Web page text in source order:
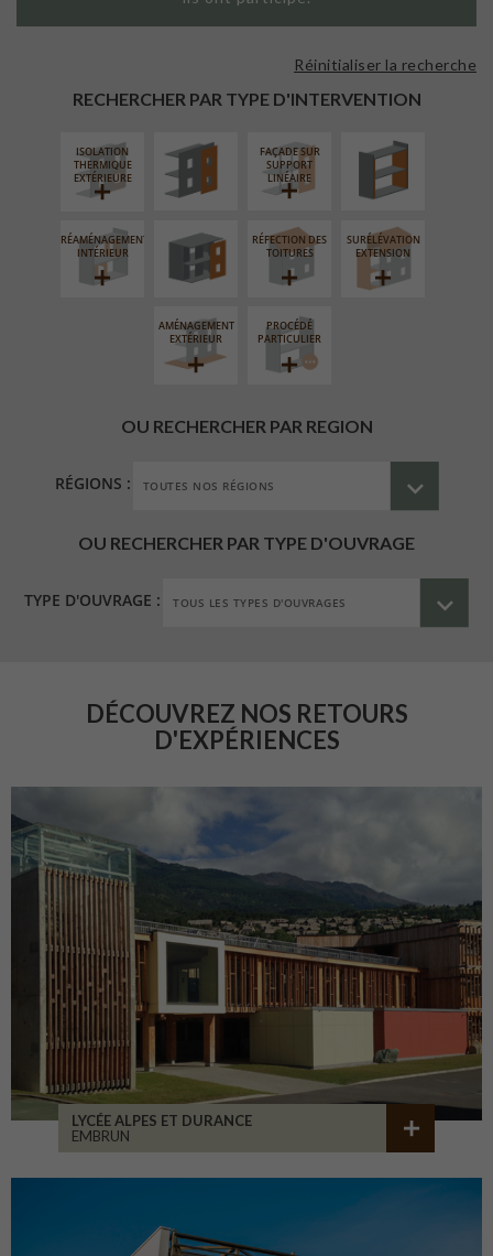
RECHERCHER PAR TYPE D'INTERVENTION
Réinitialiser la recherche
ISOLATION
THERMIQUE
EXTÉRIEURE
FAÇADE SUR
SUPPORT
LINÉAIRE
ISOLATION
INTÉRIEURE
RÉAMÉNAGEMENT
INTÉRIEUR
FERMETURE
LOGGIAS
RÉFECTION DES
TOITURES
SURÉLÉVATION
EXTENSION
AMÉNAGEMENT
EXTÉRIEUR
PROCÉDÉ
PARTICULIER
OU RECHERCHER PAR REGION
RÉGIONS :
OU RECHERCHER PAR TYPE D'OUVRAGE
TYPE D'OUVRAGE :
DÉCOUVREZ NOS RETOURS
D'EXPÉRIENCES
LYCÉE ALPES ET DURANCE
EMBRUN